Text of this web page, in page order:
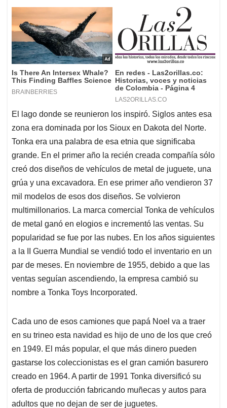
El lago donde se reunieron los inspiró. Siglos antes esa
zona era dominada por los Sioux en Dakota del Norte.
Tonka era una palabra de esa etnia que significaba
grande. En el primer año la recién creada compañía sólo
creó dos diseños de vehículos de metal de juguete, una
grúa y una excavadora. En ese primer año vendieron 37
mil modelos de esos dos diseños. Se volvieron
multimillonarios. La marca comercial Tonka de vehículos
de metal ganó en elogios e incrementó las ventas. Su
popularidad se fue por las nubes. En los años siguientes
a la II Guerra Mundial se vendió todo el inventario en un
par de meses. En noviembre de 1955, debido a que las
ventas seguían ascendiendo, la empresa cambió su
nombre a Tonka Toys Incorporated.
Cada uno de esos camiones que papá Noel va a traer
en su trineo esta navidad es hijo de uno de los que creó
en 1949. El más popular, el que más dinero pueden
gastarse los coleccionistas es el gran camión basurero
creado en 1964. A partir de 1991 Tonka diversificó su
oferta de producción fabricando muñecas y autos para
adultos que no dejan de ser de juguetes.